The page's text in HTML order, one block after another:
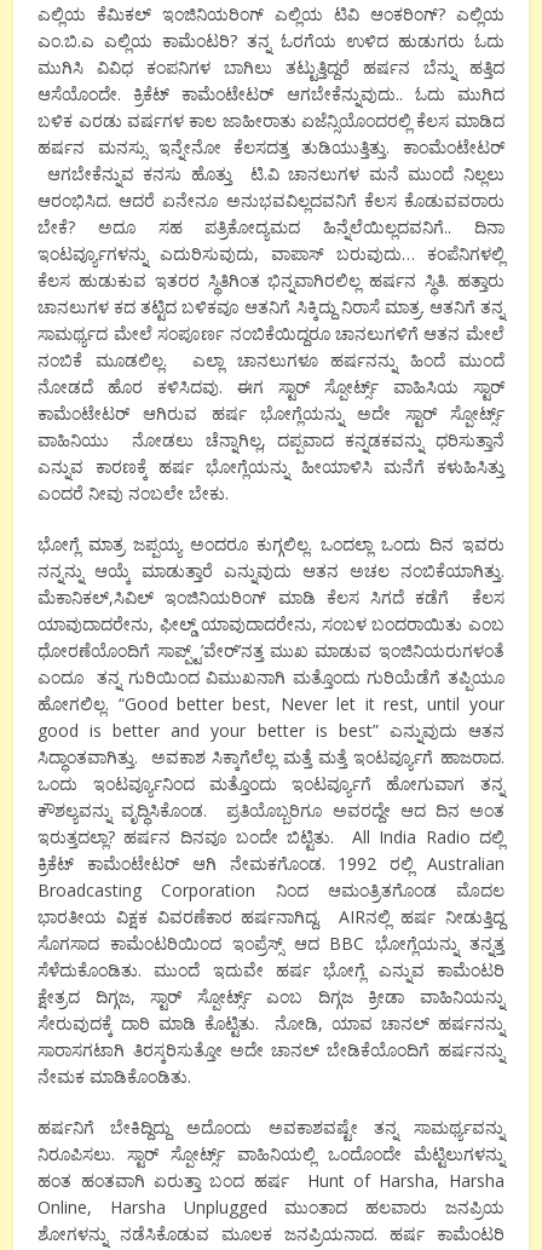
ಎಲ್ಲಿಯ ಕೆಮಿಕಲ್ ಇಂಜಿನಿಯರಿಂಗ್ ಎಲ್ಲಿಯ ಟಿವಿ ಆಂಕರಿಂಗ್? ಎಲ್ಲಿಯ
ಎಂ.ಬಿ.ಎ ಎಲ್ಲಿಯ ಕಾಮೆಂಟರಿ? ತನ್ನ ಓರಗೆಯ ಉಳಿದ ಹುಡುಗರು ಓದು
ಮುಗಿಸಿ ವಿವಿಧ ಕಂಪನಿಗಳ ಬಾಗಿಲು ತಟ್ಟುತ್ತಿದ್ದರೆ ಹರ್ಷನ ಬೆನ್ನು ಹತ್ತಿದ
ಆಸೆಯೊಂದೇ. ಕ್ರಿಕೆಟ್ ಕಾಮೆಂಟೇಟರ್ ಆಗಬೇಕೆನ್ನುವುದು.. ಓದು ಮುಗಿದ
ಬಳಿಕ ಎರಡು ವರ್ಷಗಳ ಕಾಲ ಜಾಹೀರಾತು ಏಜೆನ್ಸಿಯೊಂದರಲ್ಲಿ ಕೆಲಸ ಮಾಡಿದ
ಹರ್ಷನ ಮನಸ್ಸು ಇನ್ನೇನೋ ಕೆಲಸದತ್ತ ತುಡಿಯುತ್ತಿತ್ತು. ಕಾಂಮೆಂಟೇಟರ್
ಆಗಬೇಕೆನ್ನುವ ಕನಸು ಹೊತ್ತು ಟಿ.ವಿ ಚಾನಲುಗಳ ಮನೆ ಮುಂದೆ ನಿಲ್ಲಲು
ಆರಂಭಿಸಿದ. ಆದರೆ ಏನೇನೂ ಅನುಭವವಿಲ್ಲದವನಿಗೆ ಕೆಲಸ ಕೊಡುವವರಾರು
ಬೇಕೆ? ಅದೂ ಸಹ ಪತ್ರಿಕೋದ್ಯಮದ ಹಿನ್ನೆಲೆಯಿಲ್ಲದವನಿಗೆ.. ದಿನಾ
ಇಂಟರ್ವ್ಯೂಗಳನ್ನು ಎದುರಿಸುವುದು, ವಾಪಾಸ್ ಬರುವುದು… ಕಂಪೆನಿಗಳಲ್ಲಿ
ಕೆಲಸ ಹುಡುಕುವ ಇತರರ ಸ್ಥಿತಿಗಿಂತ ಭಿನ್ನವಾಗಿರಲಿಲ್ಲ ಹರ್ಷನ ಸ್ಥಿತಿ. ಹತ್ತಾರು
ಚಾನಲುಗಳ ಕದ ತಟ್ಟಿದ ಬಳಿಕವೂ ಆತನಿಗೆ ಸಿಕ್ಕಿದ್ದು ನಿರಾಸೆ ಮಾತ್ರ. ಆತನಿಗೆ ತನ್ನ
ಸಾಮರ್ಥ್ಯದ ಮೇಲೆ ಸಂಪೂರ್ಣ ನಂಬಿಕೆಯಿದ್ದರೂ ಚಾನಲುಗಳಿಗೆ ಆತನ ಮೇಲೆ
ನಂಬಿಕೆ ಮೂಡಲಿಲ್ಲ. ಎಲ್ಲಾ ಚಾನಲುಗಳೂ ಹರ್ಷನನ್ನು ಹಿಂದೆ ಮುಂದೆ
ನೋಡದೆ ಹೊರ ಕಳಿಸಿದವು. ಈಗ ಸ್ಟಾರ್ ಸ್ಪೋರ್ಟ್ಸ್ ವಾಹಿಸಿಯ ಸ್ಟಾರ್
ಕಾಮೆಂಟೇಟರ್ ಆಗಿರುವ ಹರ್ಷ ಭೋಗ್ಲೆಯನ್ನು ಅದೇ ಸ್ಟಾರ್ ಸ್ಪೋರ್ಟ್ಸ್
ವಾಹಿನಿಯು ನೋಡಲು ಚೆನ್ನಾಗಿಲ್ಲ, ದಪ್ಪವಾದ ಕನ್ನಡಕವನ್ನು ಧರಿಸುತ್ತಾನೆ
ಎನ್ನುವ ಕಾರಣಕ್ಕೆ ಹರ್ಷ ಭೋಗ್ಲೆಯನ್ನು ಹೀಯಾಳಿಸಿ ಮನೆಗೆ ಕಳುಹಿಸಿತ್ತು
ಎಂದರೆ ನೀವು ನಂಬಲೇ ಬೇಕು.
ಭೋಗ್ಲೆ ಮಾತ್ರ ಜಪ್ಪಯ್ಯ ಅಂದರೂ ಕುಗ್ಗಲಿಲ್ಲ. ಒಂದಲ್ಲಾ ಒಂದು ದಿನ ಇವರು
ನನ್ನನ್ನು ಆಯ್ಕೆ ಮಾಡುತ್ತಾರೆ ಎನ್ನುವುದು ಆತನ ಅಚಲ ನಂಬಿಕೆಯಾಗಿತ್ತು.
ಮೆಕಾನಿಕಲ್,ಸಿವಿಲ್ ಇಂಜಿನಿಯರಿಂಗ್ ಮಾಡಿ ಕೆಲಸ ಸಿಗದೆ ಕಡೆಗೆ ಕೆಲಸ
ಯಾವುದಾದರೇನು, ಫೀಲ್ಡ್ ಯಾವುದಾದರೇನು, ಸಂಬಳ ಬಂದರಾಯಿತು ಎಂಬ
ಧೋರಣೆಯೊಂದಿಗೆ ಸಾಪ್ಪ್ಟ್’ವೇರ್’ನತ್ತ ಮುಖ ಮಾಡುವ ಇಂಜಿನಿಯರುಗಳಂತೆ
ಎಂದೂ ತನ್ನ ಗುರಿಯಿಂದ ವಿಮುಖನಾಗಿ ಮತ್ತೊಂದು ಗುರಿಯೆಡೆಗೆ ತಪ್ಪಿಯೂ
ಹೋಗಲಿಲ್ಲ. “Good better best, Never let it rest, until your
good is better and your better is best” ಎನ್ನುವುದು ಆತನ
ಸಿದ್ಧಾಂತವಾಗಿತ್ತು. ಅವಕಾಶ ಸಿಕ್ಕಾಗೆಲೆಲ್ಲ ಮತ್ತೆ ಮತ್ತೆ ಇಂಟರ್ವ್ಯೂಗೆ ಹಾಜರಾದ.
ಒಂದು ಇಂಟರ್ವ್ಯೂನಿಂದ ಮತ್ತೊಂದು ಇಂಟರ್ವ್ಯೂಗೆ ಹೋಗುವಾಗ ತನ್ನ
ಕೌಶಲ್ಯವನ್ನು ವೃದ್ಧಿಸಿಕೊಂಡ. ಪ್ರತಿಯೊಬ್ಬರಿಗೂ ಅವರದ್ದೇ ಆದ ದಿನ ಅಂತ
ಇರುತ್ತದಲ್ಲಾ? ಹರ್ಷನ ದಿನವೂ ಬಂದೇ ಬಿಟ್ಟಿತು. All India Radio ದಲ್ಲಿ
ಕ್ರಿಕೆಟ್ ಕಾಮೆಂಟೇಟರ್ ಆಗಿ ನೇಮಕಗೊಂಡ. 1992 ರಲ್ಲಿ Australian
Broadcasting Corporation ನಿಂದ ಆಮಂತ್ರಿತಗೊಂಡ ಮೊದಲ
ಭಾರತೀಯ ವಿಕ್ಷಕ ವಿವರಣೆಕಾರ ಹರ್ಷನಾಗಿದ್ದ. AIRನಲ್ಲಿ ಹರ್ಷ ನೀಡುತ್ತಿದ್ದ
ಸೊಗಸಾದ ಕಾಮೆಂಟರಿಯಿಂದ ಇಂಪ್ರೆಸ್ಸ್ ಆದ BBC ಭೋಗ್ಲೆಯನ್ನು ತನ್ನತ್ತ
ಸೆಳೆದುಕೊಂಡಿತು. ಮುಂದೆ ಇದುವೇ ಹರ್ಷ ಭೋಗ್ಲೆ ಎನ್ನುವ ಕಾಮೆಂಟರಿ
ಕ್ಷೇತ್ರದ ದಿಗ್ಗಜ, ಸ್ಟಾರ್ ಸ್ಪೋರ್ಟ್ಸ್ ಎಂಬ ದಿಗ್ಗಜ ಕ್ರೀಡಾ ವಾಹಿನಿಯನ್ನು
ಸೇರುವುದಕ್ಕೆ ದಾರಿ ಮಾಡಿ ಕೊಟ್ಟಿತು. ನೋಡಿ, ಯಾವ ಚಾನಲ್ ಹರ್ಷನನ್ನು
ಸಾರಾಸಗಟಾಗಿ ತಿರಸ್ಕರಿಸುತ್ತೋ ಅದೇ ಚಾನಲ್ ಬೇಡಿಕೆಯೊಂದಿಗೆ ಹರ್ಷನನ್ನು
ನೇಮಕ ಮಾಡಿಕೊಂಡಿತು.
ಹರ್ಷನಿಗೆ ಬೇಕಿದ್ದಿದ್ದು ಅದೊಂದು ಅವಕಾಶವಷ್ಟೇ ತನ್ನ ಸಾಮರ್ಥ್ಯವನ್ನು
ನಿರೂಪಿಸಲು. ಸ್ಟಾರ್ ಸ್ಪೋರ್ಟ್ಸ್ ವಾಹಿನಿಯಲ್ಲಿ ಒಂದೊಂದೇ ಮೆಟ್ಟಿಲುಗಳನ್ನು
ಹಂತ ಹಂತವಾಗಿ ಏರುತ್ತಾ ಬಂದ ಹರ್ಷ Hunt of Harsha, Harsha
Online, Harsha Unplugged ಮುಂತಾದ ಹಲವಾರು ಜನಪ್ರಿಯ
ಶೋಗಳನ್ನು ನಡೆಸಿಕೊಡುವ ಮೂಲಕ ಜನಪ್ರಿಯನಾದ. ಹರ್ಷ ಕಾಮೆಂಟರಿ